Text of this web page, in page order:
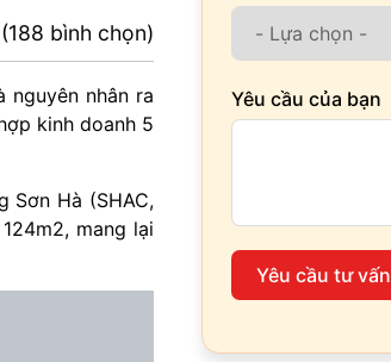
bình chọn)
nguyên nhân ra
kinh doanh 5
Sơn Hà (SHAC,
mang lại
Yêu cầu của bạn
Yêu cầu tư vấn